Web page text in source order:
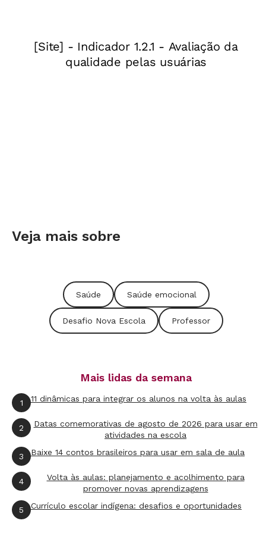
desenvolvimento e reconhecimento do SER
(identidade), FAZER (capacidade) e TER
de pertencimento, acolhimento e engajamento;
possibilidades e oportunidades, incluindo um
olhar diferenciado para o aluno.
redes de apoio entre colegas, um espaço para
estabelecer trocas mais efetivas e canais de
comunicação para que professores possam
expressar angústias, opiniões, queixas e
propostas. É importante saber que se pode
contar com alguém para escutá-lo com atenção
plena, dialogar e compartilhar ideias e
experiências. Essa troca de feedbacks pode
garantir o enfrentamento de desafios e a
Veja mais sobre
Saúde Saúde emocional
Desafio Nova Escola Professor
Mais lidas da semana
1 11 dinâmicas para integrar os alunos na volta às aulas
2
Datas comemorativas de agosto de 2026 para usar em
atividades na escola
3 Baixe 14 contos brasileiros para usar em sala de aula
4
Volta às aulas: planejamento e acolhimento para
promover novas aprendizagens
5 Currículo escolar indígena: desafios e oportunidades